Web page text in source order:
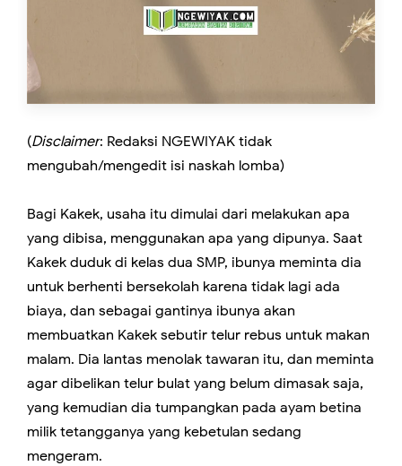
(Disclaimer: Redaksi NGEWIYAK tidak
mengubah/mengedit isi naskah lomba)
Bagi Kakek, usaha itu dimulai dari melakukan apa
yang dibisa, menggunakan apa yang dipunya. Saat
Kakek duduk di kelas dua SMP, ibunya meminta dia
untuk berhenti bersekolah karena tidak lagi ada
biaya, dan sebagai gantinya ibunya akan
membuatkan Kakek sebutir telur rebus untuk makan
malam. Dia lantas menolak tawaran itu, dan meminta
agar dibelikan telur bulat yang belum dimasak saja,
yang kemudian dia tumpangkan pada ayam betina
milik tetangganya yang kebetulan sedang
mengeram.